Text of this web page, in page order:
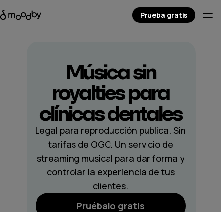
Música sin
royalties para
clínicas dentales
Legal para reproducción pública. Sin
tarifas de OGC. Un servicio de
streaming musical para dar forma y
controlar la experiencia de tus
clientes.
Pruébalo gratis
Prueba gratis